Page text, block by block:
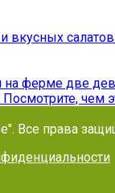
вкусных
на ферме две
чем
Все права